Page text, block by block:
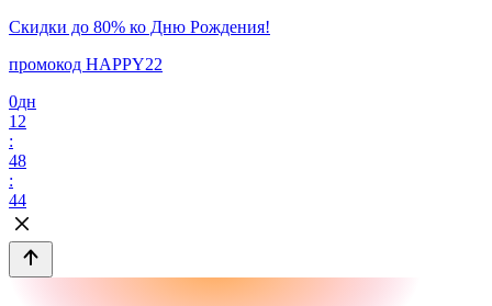
Скидки до 80% ко Дню Рождения!
промокод HAPPY22
0дн
12
:
48
:
44